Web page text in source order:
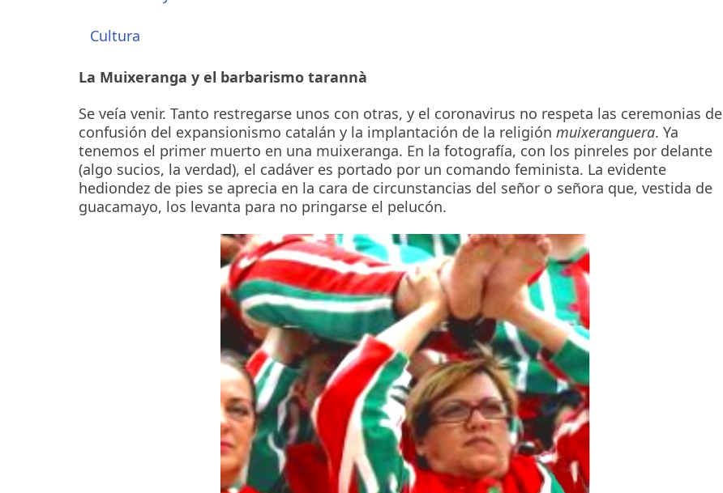
Cultura
La Muixeranga y el barbarismo tarannà
Se veía venir. Tanto restregarse unos con otras, y el coronavirus no respeta las ceremonias de
confusión del expansionismo catalán y la implantación de la religión muixeranguera. Ya
tenemos el primer muerto en una muixeranga. En la fotografía, con los pinreles por delante
(algo sucios, la verdad), el cadáver es portado por un comando feminista. La evidente
hediondez de pies se aprecia en la cara de circunstancias del señor o señora que, vestida de
guacamayo, los levanta para no pringarse el pelucón.